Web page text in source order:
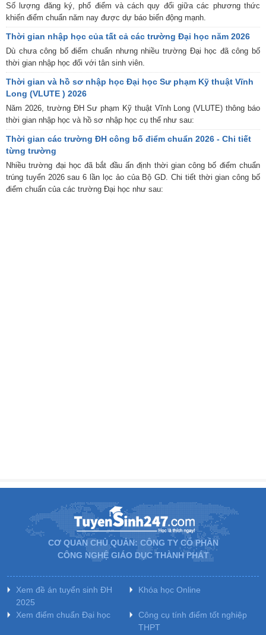
Số lượng đăng ký, phổ điểm và cách quy đổi giữa các phương thức
khiến điểm chuẩn năm nay được dự báo biến động mạnh.
Thời gian nhập học của tất cả các trường Đại học năm 2026
Dù chưa công bố điểm chuẩn nhưng nhiều trường Đại học đã công bố
thời gian nhập học đối với tân sinh viên.
Thời gian và hồ sơ nhập học Đại học Sư phạm Kỹ thuật Vĩnh
Long (VLUTE ) 2026
Năm 2026, trường ĐH Sư phạm Kỹ thuật Vĩnh Long (VLUTE) thông báo
thời gian nhập học và hồ sơ nhập học cụ thể như sau:
Thời gian các trường ĐH công bố điểm chuẩn 2026 - Chi tiết
từng trường
Nhiều trường đại học đã bắt đầu ấn định thời gian công bố điểm chuẩn
trúng tuyển 2026 sau 6 lần lọc ảo của Bộ GD. Chi tiết thời gian công bố
điểm chuẩn của các trường Đại học như sau:
CƠ QUAN CHỦ QUẢN: CÔNG TY CỔ PHẦN
CÔNG NGHỆ GIÁO DỤC THÀNH PHÁT
Xem đề án tuyển sinh ĐH
2025
Khóa học Online
Xem điểm chuẩn Đại học
Công cụ tính điểm tốt nghiệp
THPT